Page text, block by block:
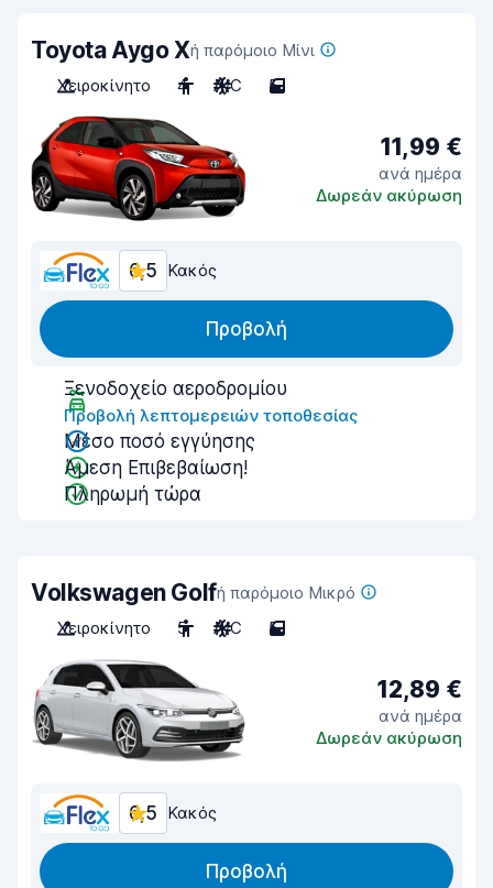
Toyota Aygo Xή παρόμοιο Μίνι
Χειροκίνητο
4 A/C 5
11,99 €
ανά ημέρα
Δωρεάν ακύρωση
6,5 Κακός
Προβολή
Ξενοδοχείο αεροδρομίου
Προβολή λεπτομερειών τοποθεσίας
Μέσο ποσό εγγύησης
Άμεση Επιβεβαίωση!
Πληρωμή τώρα
Volkswagen Golfή παρόμοιο Μικρό
Χειροκίνητο
5 A/C 5
12,89 €
ανά ημέρα
Δωρεάν ακύρωση
6,5 Κακός
Προβολή